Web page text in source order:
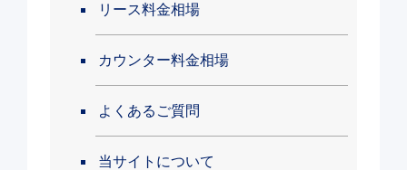
リース料金相場
カウンター料金相場
よくあるご質問
当サイトについて